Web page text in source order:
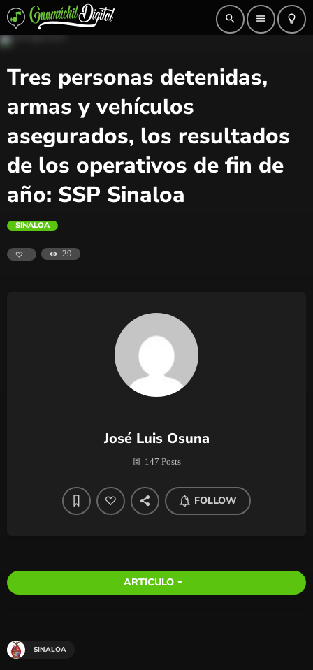
search menu lightbulb_outline
Tres personas detenidas,
armas y vehículos
asegurados, los resultados
de los operativos de fin de
año: SSP Sinaloa
SINALOA
29
José Luis Osuna
147 Posts
FOLLOW
ARTICULO arrow_drop_down
SINALOA